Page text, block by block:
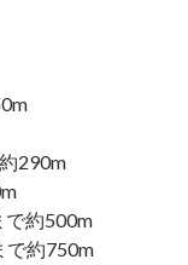
290m
で約500m
で約750m